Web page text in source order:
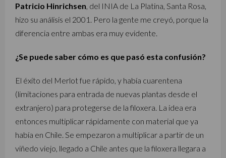
Patricio Hinrichsen , del INIA de La Platina, Santa Rosa,
hizo su análisis el 2001. Pero la gente me creyó, porque la
diferencia entre ambas era muy evidente.
¿Se puede saber cómo es que pasó esta confusión?
El éxito del Merlot fue rápido, y había cuarentena
(limitaciones para entrada de nuevas plantas desde el
extranjero) para protegerse de la filoxera. La idea era
entonces multiplicar rápidamente con material que ya
había en Chile. Se empezaron a multiplicar a partir de un
viñedo viejo, llegado a Chile antes que la filoxera llegara a